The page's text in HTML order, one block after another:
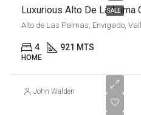
SALE
Luxurious Alto De La Loma
4 921 MTS
HOME
John Walden